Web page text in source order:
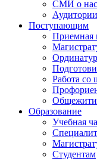
СМИ о нас
Аудитории
Поступающим
Приемная
Работа со
Образование
Учебная
Студентам